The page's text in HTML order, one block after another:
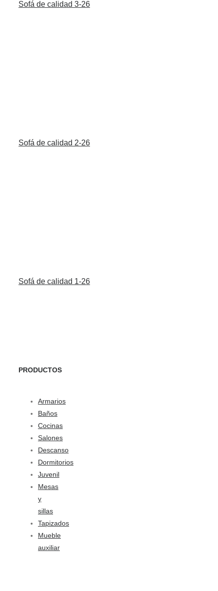
Sofá de calidad 3-26
Sofá de calidad 2-26
Sofá de calidad 1-26
PRODUCTOS
Armarios
Baños
Cocinas
Salones
Descanso
Dormitorios
Juvenil
Mesas
y
sillas
Tapizados
Mueble
auxiliar